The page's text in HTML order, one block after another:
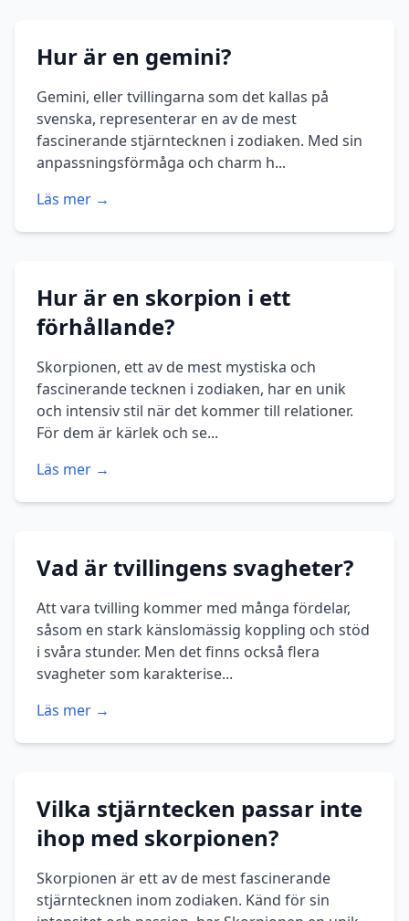
Hur är en gemini?
Gemini, eller tvillingarna som det kallas på
svenska, representerar en av de mest
fascinerande stjärntecknen i zodiaken. Med sin
anpassningsförmåga och charm h...
Läs mer →
Hur är en skorpion i ett
förhållande?
Skorpionen, ett av de mest mystiska och
fascinerande tecknen i zodiaken, har en unik
och intensiv stil när det kommer till relationer.
För dem är kärlek och se...
Läs mer →
Vad är tvillingens svagheter?
Att vara tvilling kommer med många fördelar,
såsom en stark känslomässig koppling och stöd
i svåra stunder. Men det finns också flera
svagheter som karakterise...
Läs mer →
Vilka stjärntecken passar inte
ihop med skorpionen?
Skorpionen är ett av de mest fascinerande
stjärntecknen inom zodiaken. Känd för sin